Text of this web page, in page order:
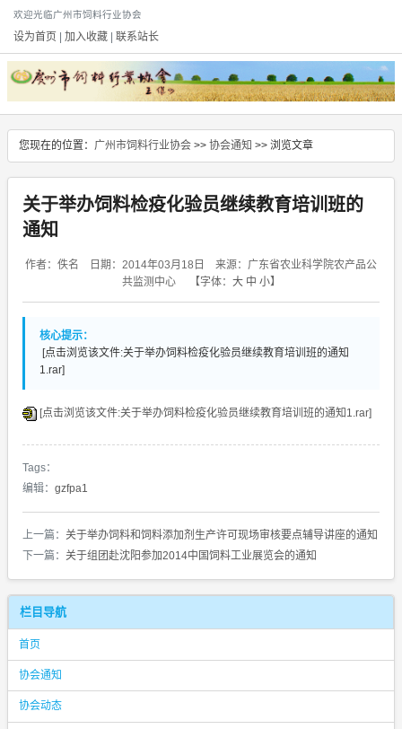
欢迎光临广州市饲料行业协会
设为首页 加入收藏 联系站长
您现在的位置： 广州市饲料行业协会 >> 协会通知 >> 浏览文章
关于举办饲料检疫化验员继续教育培训班的
通知
作者：佚名 日期：2014年03月18日 来源：广东省农业科学院农产品公
共监测中心
【字体： 大 中 小】
核心提示：
[点击浏览该文件:关于举办饲料检疫化验员继续教育培训班的通知
1.rar]
[点击浏览该文件:关于举办饲料检疫化验员继续教育培训班的通知1.rar]
Tags：
编辑： gzfpa1
上一篇： 关于举办饲料和饲料添加剂生产许可现场审核要点辅导讲座的通知
下一篇： 关于组团赴沈阳参加2014中国饲料工业展览会的通知
栏目导航
首页
协会通知
协会动态